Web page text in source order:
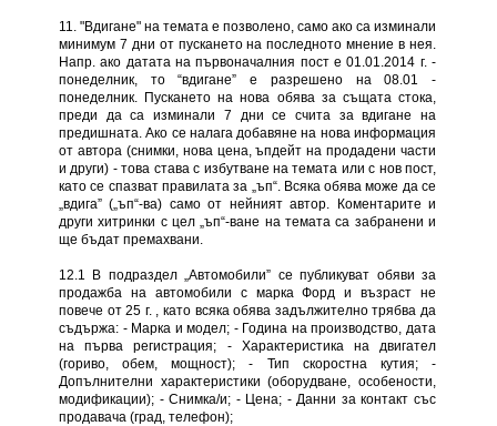
11. "Вдигане" на темата е позволено, само ако са изминали
минимум 7 дни от пускането на последното мнение в нея.
Напр. ако датата на първоначалния пост е 01.01.2014 г. -
понеделник, то “вдигане” е разрешено на 08.01 -
понеделник. Пускането на нова обява за същата стока,
преди да са изминали 7 дни се счита за вдигане на
предишната. Ако се налага добавяне на нова информация
от автора (снимки, нова цена, ъпдейт на продадени части
и други) - това става с избутване на темата или с нов пост,
като се спазват правилата за „ъп“. Всяка обява може да се
„вдига” („ъп“-ва) само от нейният автор. Коментарите и
други хитринки с цел „ъп“-ване на темата са забранени и
ще бъдат премахвани.
12.1 В подраздел „Автомобили” се публикуват обяви за
продажба на автомобили с марка Форд и възраст не
повече от 25 г. , като всяка обява задължително трябва да
съдържа: - Марка и модел; - Година на производство, дата
на първа регистрация; - Характеристика на двигател
(гориво, обем, мощност); - Тип скоростна кутия; -
Допълнителни характеристики (оборудване, особености,
модификации); - Снимка/и; - Цена; - Данни за контакт със
продавача (град, телефон);